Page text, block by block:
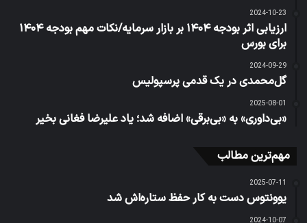
2024-10-23
ارزیابی اثر بودجه ۱۴۰۴ بر بازار سرمایه/نکات مهم بودجه ۱۴۰۴
برای بورس
2024-09-29
گل‌محمدی در یک قدمی پرسپولیس
2025-08-01
«بی‌داوری» به «بی‌برقی» اضافه شد؛ یاد علیرضا فغانی بخیر
مهم‌ترین مطالب
2025-07-11
یوونتوس دست به کار حفظ ستاره‌اش شد
2024-10-07